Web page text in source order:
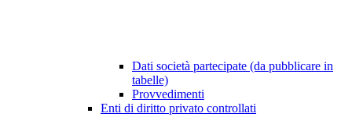
Dati società partecipate (da pubblicare in
tabelle)
Provvedimenti
Enti di diritto privato controllati